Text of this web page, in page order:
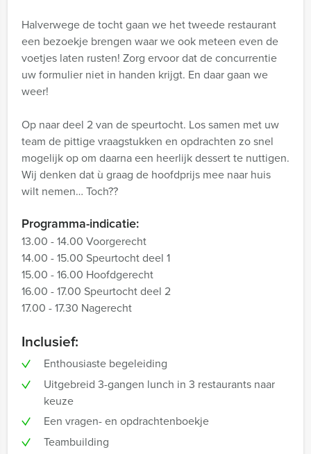
Halverwege de tocht gaan we het tweede restaurant
een bezoekje brengen waar we ook meteen even de
voetjes laten rusten! Zorg ervoor dat de concurrentie
uw formulier niet in handen krijgt. En daar gaan we
weer!
Op naar deel 2 van de speurtocht. Los samen met uw
team de pittige vraagstukken en opdrachten zo snel
mogelijk op om daarna een heerlijk dessert te nuttigen.
Wij denken dat ù graag de hoofdprijs mee naar huis
wilt nemen… Toch??
Programma-indicatie:
13.00 - 14.00 Voorgerecht
14.00 - 15.00 Speurtocht deel 1
15.00 - 16.00 Hoofdgerecht
16.00 - 17.00 Speurtocht deel 2
17.00 - 17.30 Nagerecht
Inclusief:
Enthousiaste begeleiding
Uitgebreid 3-gangen lunch in 3 restaurants naar
keuze
Een vragen- en opdrachtenboekje
Teambuilding